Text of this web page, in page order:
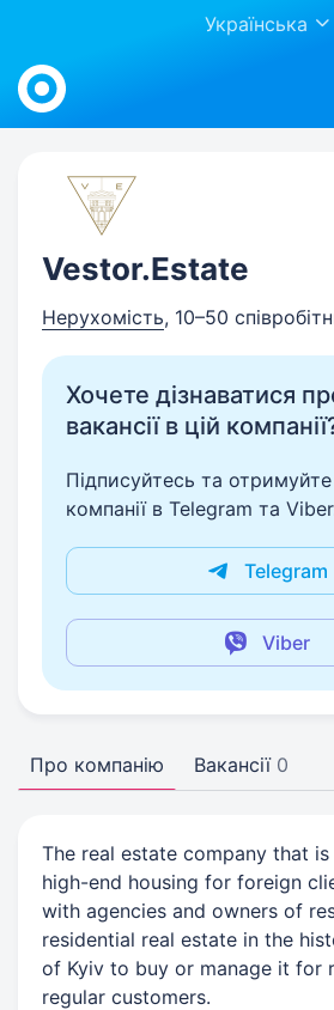
Українська
Work.ua
Vestor.Estate
Нерухомість, 10–50
Хочете дізнаватися
вакансії в цій
Підписуйтесь та отримуйте
компанії в Telegram та
Telegram
Viber
Про компанію Вакансії 0
The real estate company that
high-end housing for foreign
with agencies and owners of
residential real estate in the
of Kyiv to buy or manage it for
regular customers.